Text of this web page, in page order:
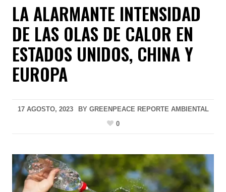
LA ALARMANTE INTENSIDAD
DE LAS OLAS DE CALOR EN
ESTADOS UNIDOS, CHINA Y
EUROPA
17 AGOSTO, 2023 BY GREENPEACE REPORTE AMBIENTAL
0